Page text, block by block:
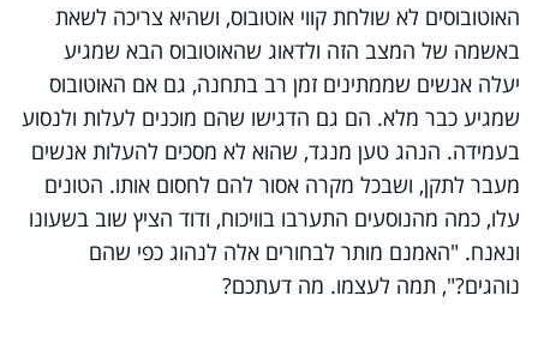
האוטובוסים לא שולחת קווי אוטובוס, ושהיא צריכה לשאת
באשמה של המצב הזה ולדאוג שהאוטובוס הבא שמגיע
יעלה אנשים שממתינים זמן רב בתחנה, גם אם האוטובוס
שמגיע כבר מלא. הם גם הדגישו שהם מוכנים לעלות ולנסוע
בעמידה. הנהג טען מנגד, שהוא לא מסכים להעלות אנשים
מעבר לתקן, ושבכל מקרה אסור להם לחסום אותו. הטונים
עלו, כמה מהנוסעים התערבו בוויכוח, ודוד הציץ שוב בשעונו
ונאנח. "האמנם מותר לבחורים אלה לנהוג כפי שהם
נוהגים?", תמה לעצמו. מה דעתכם?